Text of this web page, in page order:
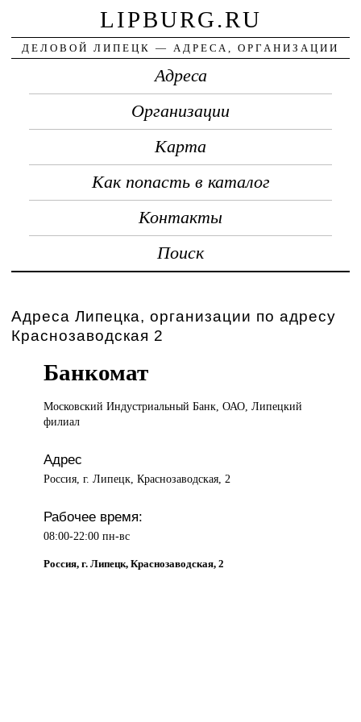
LIPBURG.RU
ДЕЛОВОЙ ЛИПЕЦК — АДРЕСА, ОРГАНИЗАЦИИ
Адреса
Организации
Карта
Как попасть в каталог
Контакты
Поиск
Адреса Липецка, организации по адресу
Краснозаводская 2
Банкомат
Московский ИндустриальныйБанк, ОАО, Липецкий
филиал
Адрес
Россия, г. Липецк, Краснозаводская, 2
Рабочее время:
08:00-22:00 пн-вс
Россия, г. Липецк, Краснозаводская, 2